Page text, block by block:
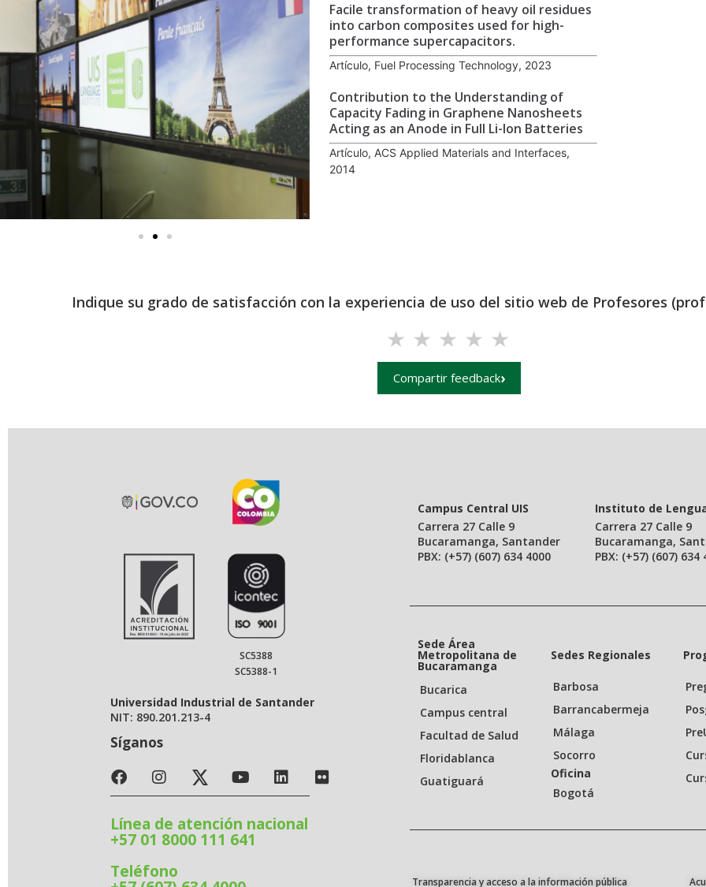
Facile transformation of heavy oil residues
into carbon composites used for high-
performance supercapacitors.
Artículo, Fuel Processing Technology, 2023
Contribution to the Understanding of
Capacity Fading in Graphene Nanosheets
Acting as an Anode in Full Li-Ion Batteries
Artículo, ACS Applied Materials and Interfaces,
2014
Indique su grado de satisfacción con la experiencia de uso del sitio web de Profesores